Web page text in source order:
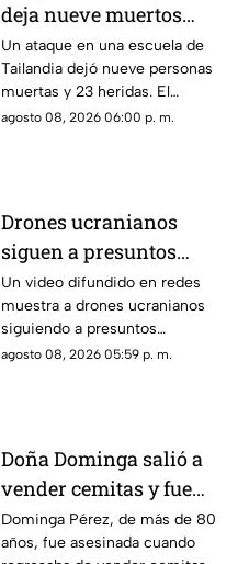
deja nueve muertos
tras agresión en una
escuela
Un ataque en una escuela de
Tailandia dejó nueve personas
muertas y 23 heridas. El
presunto agresor, de 14 años,
agosto 08, 2026 06:00 p. m.
Drones ucranianos
siguen a presuntos
soldados rusos durante
varias horas
Un video difundido en redes
muestra a drones ucranianos
siguiendo a presuntos
soldados rusos antes de un
agosto 08, 2026 05:59 p. m.
Doña Dominga salió a
vender cemitas y fue
asesinada al regresar a
casa; así fue la agresión
Dominga Pérez, de más de 80
años, fue asesinada cuando